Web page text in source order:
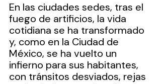
En las ciudades sedes, tras el
fuego de artificios, la vida
cotidiana se ha transformado
y, como en la Ciudad de
México, se ha vuelto un
infierno para sus habitantes,
con tránsitos desviados, rejas